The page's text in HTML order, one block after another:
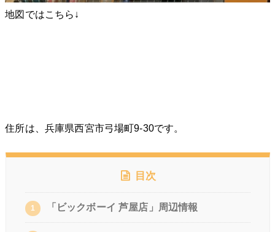
地図ではこちら↓
住所は、兵庫県西宮市弓場町9-30です。
目次
1 「ビックボーイ 芦屋店」周辺情報